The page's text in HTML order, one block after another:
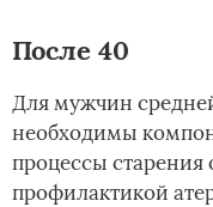
После 40
Для мужчин
необходимы
процессы старения
профилактикой